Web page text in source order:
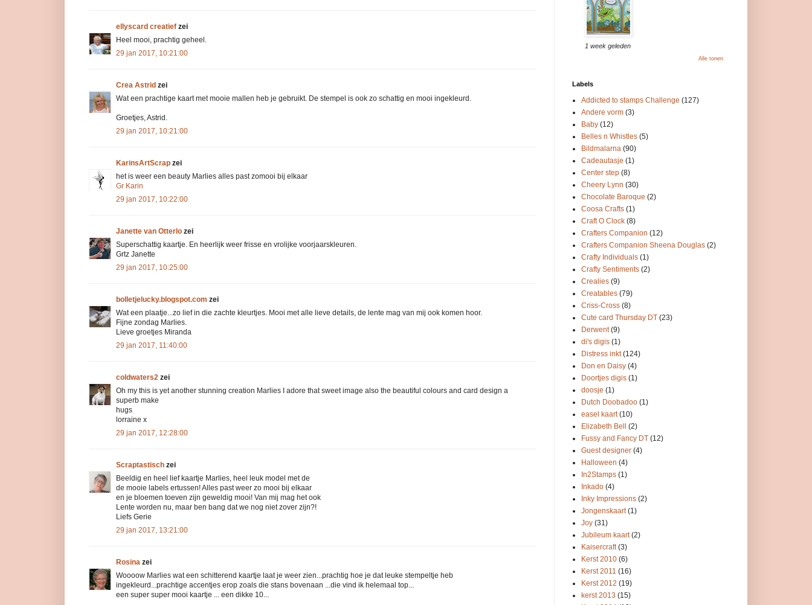
ellyscard creatief zei
Heel mooi, prachtig geheel.
29 jan 2017, 10:21:00
Crea Astrid zei
Wat een prachtige kaart met mooie mallen heb je gebruikt. De stempel is ook zo schattig en mooi ingekleurd.
Groetjes, Astrid.
29 jan 2017, 10:21:00
KarinsArtScrap zei
het is weer een beauty Marlies alles past zomooi bij elkaar
Gr Karin
29 jan 2017, 10:22:00
Janette van Otterlo zei
Superschattig kaartje. En heerlijk weer frisse en vrolijke voorjaarskleuren.
Grtz Janette
29 jan 2017, 10:25:00
bolletjelucky.blogspot.com zei
Wat een plaatje...zo lief in die zachte kleurtjes. Mooi met alle lieve details, de lente mag van mij ook komen hoor.
Fijne zondag Marlies.
Lieve groetjes Miranda
29 jan 2017, 11:40:00
coldwaters2 zei
Oh my this is yet another stunning creation Marlies I adore that sweet image also the beautiful colours and card design a
superb make
hugs
lorraine x
29 jan 2017, 12:28:00
Scraptastisch zei
Beeldig en heel lief kaartje Marlies, heel leuk model met de
de mooie labels ertussen! Alles past weer zo mooi bij elkaar
en je bloemen toeven zijn geweldig mooi! Van mij mag het ook
Lente worden nu, maar ben bang dat we nog niet zover zijn?!
Liefs Gerie
29 jan 2017, 13:21:00
Rosina zei
Woooow Marlies wat een schitterend kaartje laat je weer zien...prachtig hoe je dat leuke stempeltje heb
ingekleurd...prachtige accentjes erop zoals die stans bovenaan ...die vind ik helemaal top...
een super super mooi kaartje ... een dikke 10...
1 week geleden
Alle tonen
Labels
Addicted to stamps Challenge (127)
Andere vorm (3)
Baby (12)
Belles n Whistles (5)
Bildmalarna (90)
Cadeautasje (1)
Center step (8)
Cheery Lynn (30)
Chocolate Baroque (2)
Coosa Crafts (1)
Craft O Clock (8)
Crafters Companion (12)
Crafters Companion Sheena Douglas (2)
Crafty Individuals (1)
Crafty Sentiments (2)
Crealies (9)
Creatables (79)
Criss-Cross (8)
Cute card Thursday DT (23)
Derwent (9)
di's digis (1)
Distress inkt (124)
Don en Daisy (4)
Doortjes digis (1)
doosje (1)
Dutch Doobadoo (1)
easel kaart (10)
Elizabeth Bell (2)
Fussy and Fancy DT (12)
Guest designer (4)
Halloween (4)
In2Stamps (1)
Inkado (4)
Inky Impressions (2)
Jongenskaart (1)
Joy (31)
Jubileum kaart (2)
Kaisercraft (3)
Kerst 2010 (6)
Kerst 2011 (16)
Kerst 2012 (19)
kerst 2013 (15)